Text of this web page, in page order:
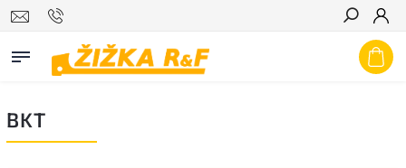
Hledat
BKT